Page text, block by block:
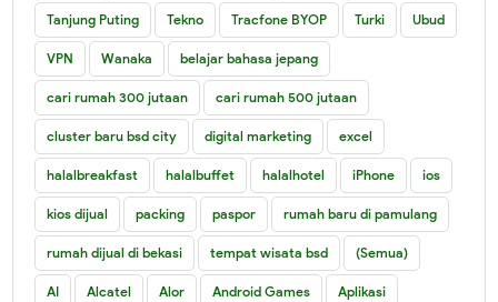
Tanjung Puting Tekno Tracfone BYOP Turki Ubud
VPN Wanaka belajar bahasa jepang
cari rumah 300 jutaan cari rumah 500 jutaan
cluster baru bsd city digital marketing excel
halalbreakfast halalbuffet halalhotel iPhone ios
kios dijual packing paspor rumah baru di pamulang
rumah dijual di bekasi tempat wisata bsd (Semua)
AI Alcatel Alor Android Games Aplikasi